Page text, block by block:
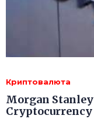
Криптовалюта
Morgan
Cryptocurrency